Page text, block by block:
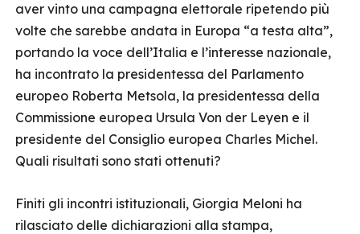
aver vinto una campagna elettorale ripetendo più
volte che sarebbe andata in Europa “a testa alta”,
portando la voce dell’Italia e l’interesse nazionale,
ha incontrato la presidentessa del Parlamento
europeo Roberta Metsola, la presidentessa della
Commissione europea Ursula Von der Leyen e il
presidente del Consiglio europea Charles Michel.
Quali risultati sono stati ottenuti?
Finiti gli incontri istituzionali, Giorgia Meloni ha
rilasciato delle dichiarazioni alla stampa,